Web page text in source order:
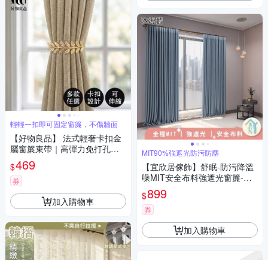
輕輕一扣即可固定窗簾，不傷牆面
【好物良品】 法式輕奢卡扣金
屬窗簾束帶｜高彈力免打孔綁
帶 居家軟裝美學
$469
券
加入購物車
MIT90%強遮光防污防塵
【宜欣居傢飾】舒眠-防污降溫
噪MIT安全布料強遮光窗簾-W1
45*H210cm一窗2片-總寬290c
m(窗簾/拉簾/門簾/隔間/除舊佈
新)
$899
券
加入購物車